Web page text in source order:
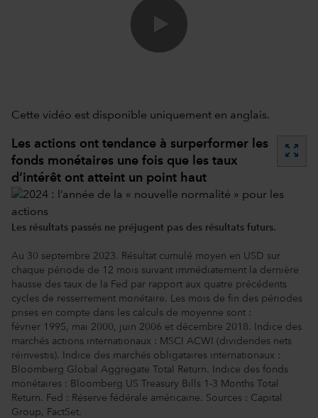
Cette vidéo est disponible uniquement en anglais.
Les actions ont tendance à surperformer les
fonds monétaires une fois que les taux
d’intérêt ont atteint un point haut
zoom_out_map
Les résultats passés ne préjugent pas des résultats futurs.
Au 30 septembre 2023. Résultat cumulé moyen en USD sur
chaque période de 12 mois suivant immédiatement la dernière
hausse des taux de la Fed par rapport aux quatre précédents
cycles de resserrement monétaire. Les mois de fin des périodes
prises en compte dans les calculs de moyenne sont :
février 1995, mai 2000, juin 2006 et décembre 2018. Indice des
marchés actions internationaux : MSCI ACWI (dividendes nets
réinvestis). Indice des marchés obligataires internationaux :
Bloomberg Global Aggregate Total Return. Indice des fonds
monétaires : Bloomberg US Treasury Bills 1-3 Months Total
Return. Fed : Réserve fédérale américaine. Sources : Capital
Group, FactSet.